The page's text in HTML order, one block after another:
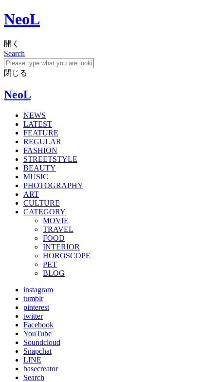
NeoL
開く
Search
閉じる
NeoL
NEWS
LATEST
FEATURE
REGULAR
FASHION
STREETSTYLE
BEAUTY
MUSIC
PHOTOGRAPHY
ART
CULTURE
CATEGORY
MOVIE
TRAVEL
FOOD
INTERIOR
HOROSCOPE
PET
BLOG
instagram
tumblr
pinterest
twitter
Facebook
YouTube
Soundcloud
Snapchat
LINE
basecreator
Search